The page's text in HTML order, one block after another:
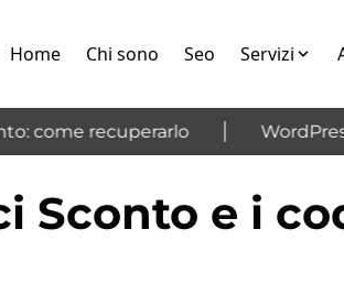
Home Chi sono Seo Servizi
come recuperarlo
Sconto e i